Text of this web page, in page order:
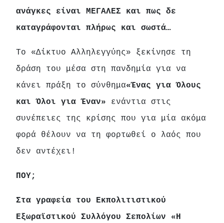
ανάγκες είναι ΜΕΓΑΛΕΣ και πως δε
καταγράφονται πλήρως και σωστά…
Το «Δίκτυο Αλληλεγγύης» ξεκίνησε τη
δράση του μέσα στη πανδημία για να
κάνει πράξη το σύνθημα«Ένας για Όλους
και Όλοι για Έναν» ενάντια στις
συνέπειες της κρίσης που για μία ακόμα
φορά θέλουν να τη φορτωθεί ο λαός που
δεν αντέχει!
ΠΟΥ;
Στα γραφεία του Εκπολιτιστικού
Εξωραϊστικού Συλλόγου Σεπολίων «Η